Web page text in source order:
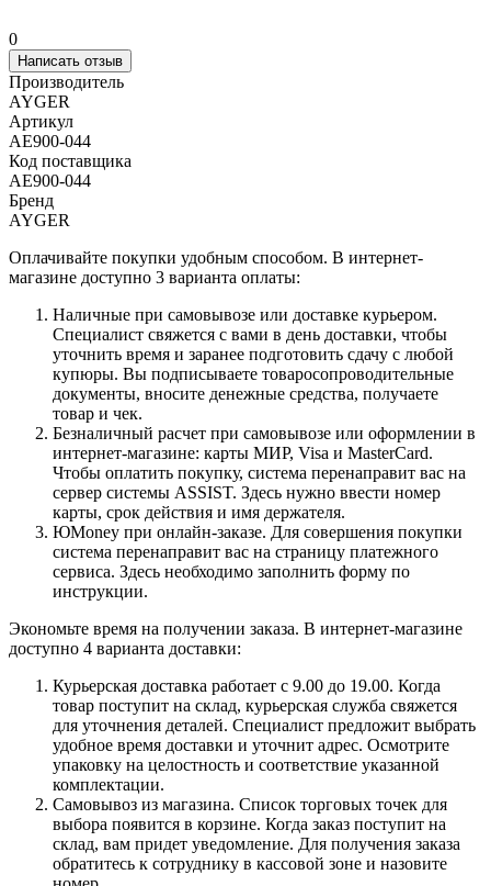
0
Написать отзыв
Производитель
AYGER
Артикул
AE900-044
Код поставщика
AE900-044
Бренд
AYGER
Оплачивайте покупки удобным способом. В интернет-
магазине доступно 3 варианта оплаты:
Наличные при самовывозе или доставке курьером.
Специалист свяжется с вами в день доставки, чтобы
уточнить время и заранее подготовить сдачу с любой
купюры. Вы подписываете товаросопроводительные
документы, вносите денежные средства, получаете
товар и чек.
Безналичный расчет при самовывозе или оформлении в
интернет-магазине: карты МИР, Visa и MasterCard.
Чтобы оплатить покупку, система перенаправит вас на
сервер системы ASSIST. Здесь нужно ввести номер
карты, срок действия и имя держателя.
ЮMoney при онлайн-заказе. Для совершения покупки
система перенаправит вас на страницу платежного
сервиса. Здесь необходимо заполнить форму по
инструкции.
Экономьте время на получении заказа. В интернет-магазине
доступно 4 варианта доставки:
Курьерская доставка работает с 9.00 до 19.00. Когда
товар поступит на склад, курьерская служба свяжется
для уточнения деталей. Специалист предложит выбрать
удобное время доставки и уточнит адрес. Осмотрите
упаковку на целостность и соответствие указанной
комплектации.
Самовывоз из магазина. Список торговых точек для
выбора появится в корзине. Когда заказ поступит на
склад, вам придет уведомление. Для получения заказа
обратитесь к сотруднику в кассовой зоне и назовите